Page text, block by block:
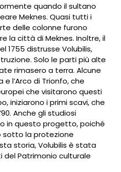
quando il sultano
Meknes. Quasi tutti i
delle colonne furono
la città di Meknes. Inoltre, il
1755 distrusse Volubilis,
Solo le parti più alte
rimasero a terra. Alcune
l’Arco di Trionfo, che
che visitarono questi
iniziarono i primi scavi, che
Anche gli studiosi
in questo progetto, poiché
sotto la protezione
storia, Volubilis è stata
del Patrimonio culturale